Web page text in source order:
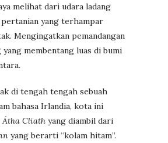
melihat dari udara ladang
pertanian yang terhampar
Mengingatkan pemandangan
yang membentang luas di bumi
di tengah tengah sebuah
bahasa Irlandia, kota ini
Átha Cliath yang diambil dari
yang berarti “kolam hitam”.